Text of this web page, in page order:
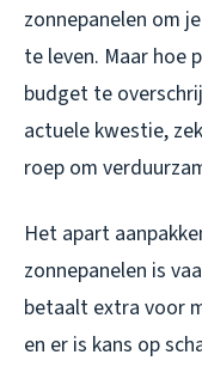
zonnepanelen om je
te leven. Maar hoe
budget te
actuele kwestie,
roep om
Het apart
zonnepanelen is
betaalt extra voor
en er is kans op